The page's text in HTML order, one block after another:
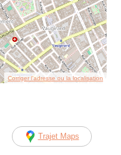
Corriger l’adresse ou la localisation
Trajet Maps